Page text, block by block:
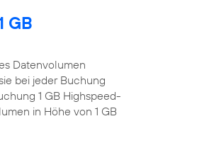
GB
Datenvolumen
bei jeder Buchung
1 GB Highspeed-
in Höhe von 1 GB